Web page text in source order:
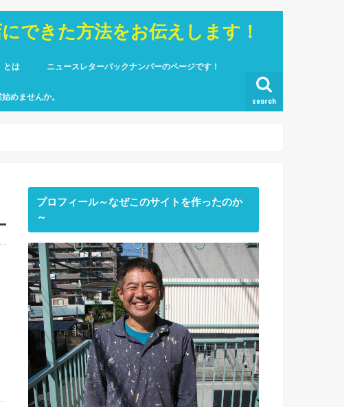
できた方法をお伝えします！
search
とは ニュースレターバックナンバーのページです！
めませんか。
プロフィール～なぜこのサイトを作ったのか
～